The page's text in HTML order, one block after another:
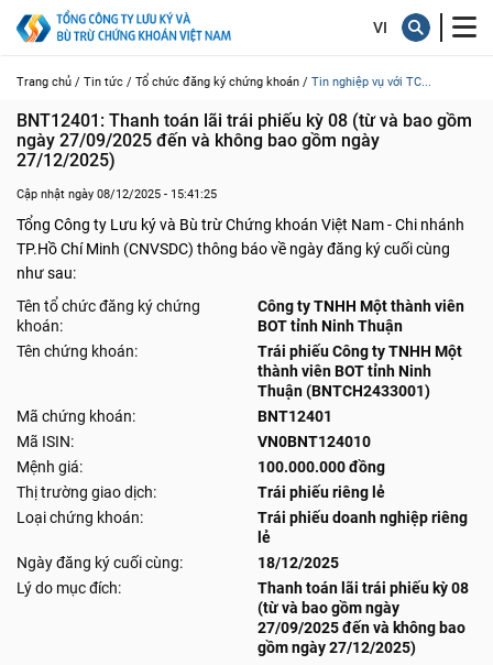
Trang chủ / Tin tức / Tổ chức đăng ký chứng khoán / Tin nghiệp vụ với TC...
BNT12401: Thanh toán lãi trái phiếu kỳ 08 (từ và bao gồm
ngày 27/09/2025 đến và không bao gồm ngày
27/12/2025)
Cập nhật ngày 08/12/2025 - 15:41:25
Tổng Công ty Lưu ký và Bù trừ Chứng khoán Việt Nam - Chi nhánh
TP.Hồ Chí Minh (CNVSDC) thông báo về ngày đăng ký cuối cùng
như sau:
Tên tổ chức đăng ký chứng
khoán:
Công ty TNHH Một thành viên
BOT tỉnh Ninh Thuận
Tên chứng khoán:
Trái phiếu Công ty TNHH Một
thành viên BOT tỉnh Ninh
Thuận (BNTCH2433001)
Mã chứng khoán:
BNT12401
Mã ISIN:
VN0BNT124010
Mệnh giá:
100.000.000 đồng
Thị trường giao dịch:
Trái phiếu riêng lẻ
Loại chứng khoán:
Trái phiếu doanh nghiệp riêng
lẻ
Ngày đăng ký cuối cùng:
18/12/2025
Lý do mục đích:
Thanh toán lãi trái phiếu kỳ 08
(từ và bao gồm ngày
27/09/2025 đến và không bao
gồm ngày 27/12/2025)